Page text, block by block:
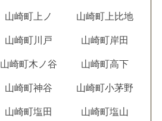
山崎町上ノ 山崎町上比地
山崎町川戸 山崎町岸田
山崎町木ノ谷 山崎町高下
山崎町神谷 山崎町小茅野
山崎町塩田 山崎町塩山